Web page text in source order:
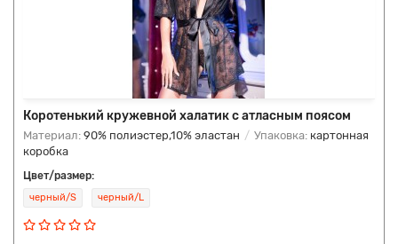
Коротенький кружевной халатик с атласным поясом
Материал: 90% полиэстер,10% эластан Упаковка: картонная
коробка
Цвет/размер:
черный/S черный/L